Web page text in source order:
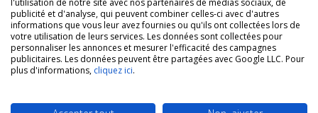
La Boutique des Chrétiens © | La boutique religieuse chrétienne de
référence !.
l'utilisation de notre site avec nos partenaires de médias sociaux, de
publicité et d'analyse, qui peuvent combiner celles-ci avec d'autres
informations que vous leur avez fournies ou qu'ils ont collectées lors de
votre utilisation de leurs services. Les données sont collectées pour
personnaliser les annonces et mesurer l'efficacité des campagnes
publicitaires. Les données peuvent être partagées avec Google LLC. Pour
plus d'informations, cliquez ici.